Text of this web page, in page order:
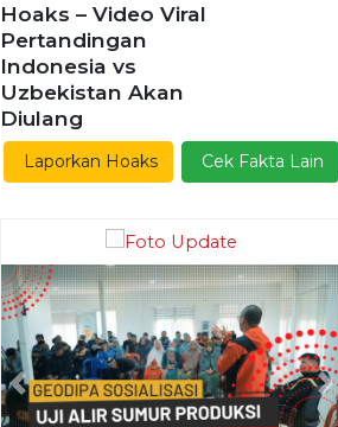
Ekoran Serikat News, Edisi
Kamis 9 November 2023
Previous
CEK FAKTA